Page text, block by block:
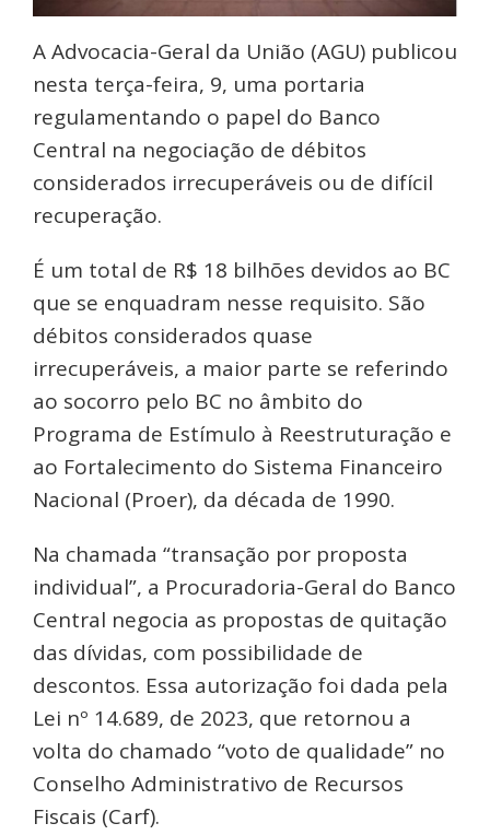
A Advocacia-Geral da União (AGU) publicou
nesta terça-feira, 9, uma portaria
regulamentando o papel do Banco
Central na negociação de débitos
considerados irrecuperáveis ou de difícil
recuperação.
É um total de R$ 18 bilhões devidos ao BC
que se enquadram nesse requisito. São
débitos considerados quase
irrecuperáveis, a maior parte se referindo
ao socorro pelo BC no âmbito do
Programa de Estímulo à Reestruturação e
ao Fortalecimento do Sistema Financeiro
Nacional (Proer), da década de 1990.
Na chamada “transação por proposta
individual”, a Procuradoria-Geral do Banco
Central negocia as propostas de quitação
das dívidas, com possibilidade de
descontos. Essa autorização foi dada pela
Lei nº 14.689, de 2023, que retornou a
volta do chamado “voto de qualidade” no
Conselho Administrativo de Recursos
Fiscais (Carf).